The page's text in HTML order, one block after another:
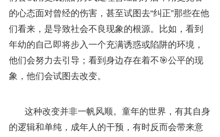
的心态面对曾经的伤害，甚至试图去“纠正”那些在他
们看来，是导致社会不良现象的根源。比如，看到
年幼的自己即将步入一个充满诱惑或陷阱的环境，
他们会努力去引导；看到身边存在着不🎯公平的现
象，他们会试图去改变。
这种改变并非一帆风顺。童年的世界，有其自身
的逻辑和单纯，成年人的干预，有时反而会带来意